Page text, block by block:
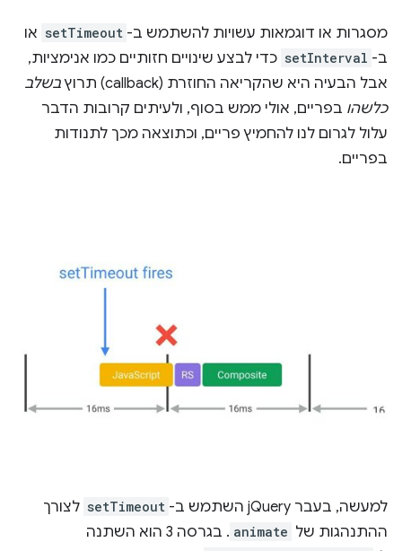
מסגרות או דוגמאות עשויות להשתמש ב- setTimeout או
ב- setInterval כדי לבצע שינויים חזותיים כמו אנימציות,
אבל הבעיה היא שהקריאה החוזרת (callback) תרוץ
בשלב
כלשהו בפריים, אולי ממש בסוף, ולעיתים קרובות הדבר
עלול לגרום לנו להחמיץ פריים, וכתוצאה מכך לתנודות
בפריים.
למעשה, בעבר jQuery השתמש ב- setTimeout לצורך
ההתנהגות של animate
. בגרסה 3 הוא השתנה